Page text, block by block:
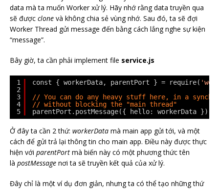
data mà ta muốn Worker xử lý. Hãy nhớ rằng data truyền qua
sẽ được clone và không chia sẻ vùng nhớ. Sau đó, ta sẽ đợi
Worker Thread gửi message đến bằng cách lắng nghe sự kiện
“message”.
Bây giờ, ta cần phải implement file service.js
1
2
3
4
5
const { workerData, parentPort } = require(
// You can do any heavy stuff here, in a
// without blocking the "main thread"
parentPort.postMessage({ hello: workerData })
Ở đây ta cần 2 thứ: workerData mà main app gửi tới, và một
cách để gửi trả lại thông tin cho main app. Điều này được thực
hiện với parentPort mà biến này có một phương thức tên
là postMessage nơi ta sẽ truyền kết quả của xử lý.
Đây chỉ là một ví dụ đơn giản, nhưng ta có thể tạo những thứ